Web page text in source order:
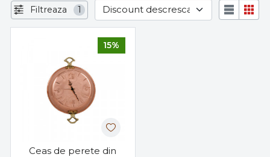
Filtreaza 1
15%
Ceas de perete din